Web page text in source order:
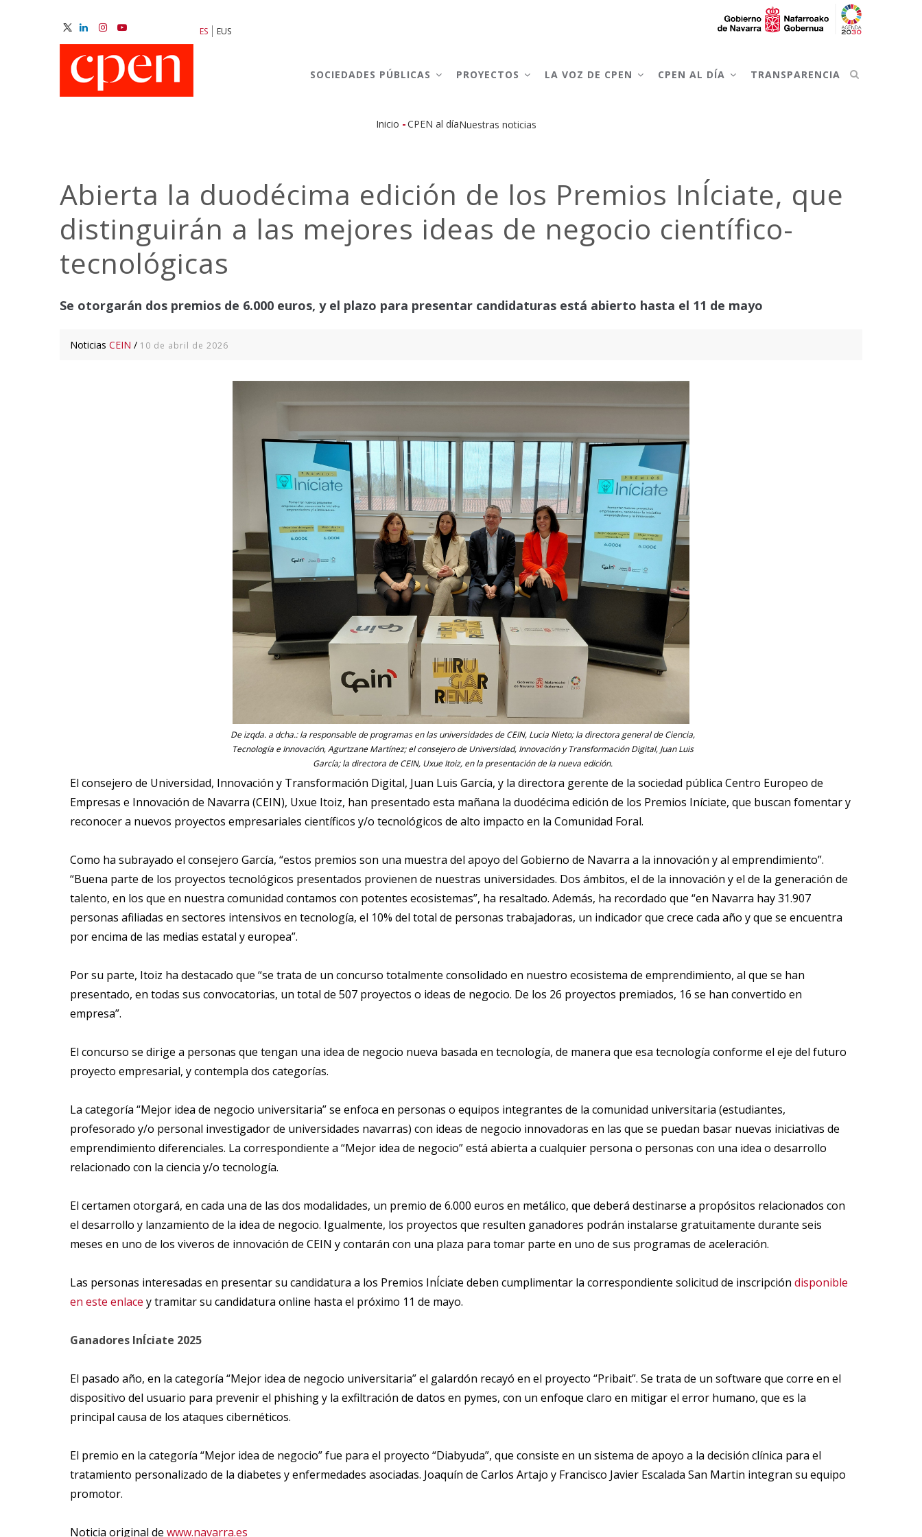
ES EUS
NAVIGATION
SOCIEDADES PÚBLICAS PROYECTOS LA VOZ DE CPEN CPEN AL DÍA TRANSPARENCIA
de
ayuda
navegación
Inicio -CPEN al díaNuestras noticias
Abierta la duodécima edición de los Premios InÍciate, que
distinguirán a las mejores ideas de negocio científico-
tecnológicas
Se otorgarán dos premios de 6.000 euros, y el plazo para presentar candidaturas está abierto hasta el 11 de mayo
Noticias CEIN / 10 de abril de 2026
De izqda. a dcha.: la responsable de programas en las universidades de CEIN, Lucia Nieto; la directora general de Ciencia,
Tecnología e Innovación, Agurtzane Martínez; el consejero de Universidad, Innovación y Transformación Digital, Juan Luis
García; la directora de CEIN, Uxue Itoiz, en la presentación de la nueva edición.
El consejero de Universidad, Innovación y Transformación Digital, Juan Luis García, y la directora gerente de la sociedad pública Centro Europeo de
Empresas e Innovación de Navarra (CEIN), Uxue Itoiz, han presentado esta mañana la duodécima edición de los Premios Iníciate, que buscan fomentar y
reconocer a nuevos proyectos empresariales científicos y/o tecnológicos de alto impacto en la Comunidad Foral.
Como ha subrayado el consejero García, “estos premios son una muestra del apoyo del Gobierno de Navarra a la innovación y al emprendimiento”.
“Buena parte de los proyectos tecnológicos presentados provienen de nuestras universidades. Dos ámbitos, el de la innovación y el de la generación de
talento, en los que en nuestra comunidad contamos con potentes ecosistemas”, ha resaltado. Además, ha recordado que “en Navarra hay 31.907
personas afiliadas en sectores intensivos en tecnología, el 10% del total de personas trabajadoras, un indicador que crece cada año y que se encuentra
por encima de las medias estatal y europea”.
Por su parte, Itoiz ha destacado que “se trata de un concurso totalmente consolidado en nuestro ecosistema de emprendimiento, al que se han
presentado, en todas sus convocatorias, un total de 507 proyectos o ideas de negocio. De los 26 proyectos premiados, 16 se han convertido en
empresa”.
El concurso se dirige a personas que tengan una idea de negocio nueva basada en tecnología, de manera que esa tecnología conforme el eje del futuro
proyecto empresarial, y contempla dos categorías.
La categoría “Mejor idea de negocio universitaria” se enfoca en personas o equipos integrantes de la comunidad universitaria (estudiantes,
profesorado y/o personal investigador de universidades navarras) con ideas de negocio innovadoras en las que se puedan basar nuevas iniciativas de
emprendimiento diferenciales. La correspondiente a “Mejor idea de negocio” está abierta a cualquier persona o personas con una idea o desarrollo
relacionado con la ciencia y/o tecnología.
El certamen otorgará, en cada una de las dos modalidades, un premio de 6.000 euros en metálico, que deberá destinarse a propósitos relacionados con
el desarrollo y lanzamiento de la idea de negocio. Igualmente, los proyectos que resulten ganadores podrán instalarse gratuitamente durante seis
meses en uno de los viveros de innovación de CEIN y contarán con una plaza para tomar parte en uno de sus programas de aceleración.
Las personas interesadas en presentar su candidatura a los Premios InÍciate deben cumplimentar la correspondiente solicitud de inscripción disponible
en este enlace y tramitar su candidatura online hasta el próximo 11 de mayo.
Ganadores InÍciate 2025
El pasado año, en la categoría “Mejor idea de negocio universitaria” el galardón recayó en el proyecto “Pribait”. Se trata de un software que corre en el
dispositivo del usuario para prevenir el phishing y la exfiltración de datos en pymes, con un enfoque claro en mitigar el error humano, que es la
principal causa de los ataques cibernéticos.
El premio en la categoría “Mejor idea de negocio” fue para el proyecto “Diabyuda”, que consiste en un sistema de apoyo a la decisión clínica para el
tratamiento personalizado de la diabetes y enfermedades asociadas. Joaquín de Carlos Artajo y Francisco Javier Escalada San Martin integran su equipo
promotor.
Noticia original de www.navarra.es